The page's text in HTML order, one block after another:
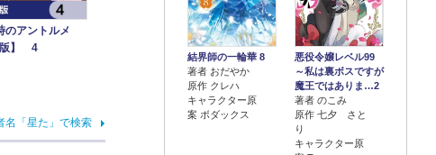
結界師の一輪華 8
著者 おだやか
原作 クレハ
キャラクター原
案 ボダックス
悪役令嬢レベル99
～私は裏ボスですが
魔王ではありま…2
著者 のこみ
原作 七夕 さと
り
キャラクター原
のアントルメ
版】 4
名「星た」で検索